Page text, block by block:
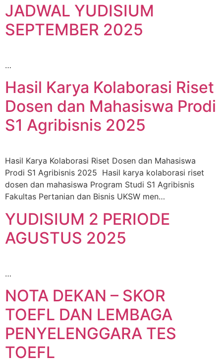
JADWAL YUDISIUM
SEPTEMBER 2025
…
Hasil Karya Kolaborasi Riset
Dosen dan Mahasiswa Prodi
S1 Agribisnis 2025
Hasil Karya Kolaborasi Riset Dosen dan Mahasiswa
Prodi S1 Agribisnis 2025 Hasil karya kolaborasi riset
dosen dan mahasiswa Program Studi S1 Agribisnis
Fakultas Pertanian dan Bisnis UKSW men…
YUDISIUM 2 PERIODE
AGUSTUS 2025
…
NOTA DEKAN – SKOR
TOEFL DAN LEMBAGA
PENYELENGGARA TES
TOEFL